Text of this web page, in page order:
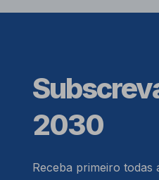
2030
Receba primeiro todas